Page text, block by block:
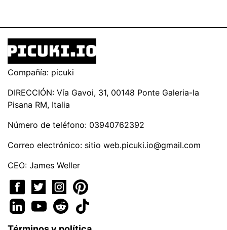
Compañía: picuki
DIRECCIÓN: Vía Gavoi, 31, 00148 Ponte Galeria-la
Pisana RM, Italia
Número de teléfono: 03940762392
Correo electrónico: sitio web.picuki.io@gmail.com
CEO: James Weller